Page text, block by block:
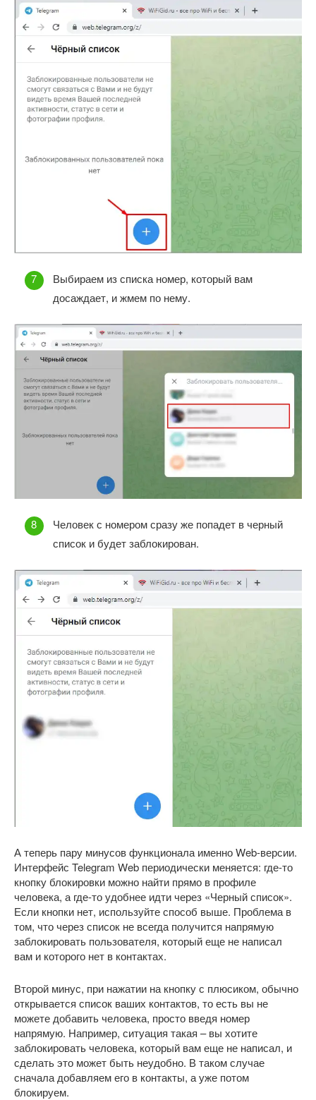
Выбираем из списка номер, который вам
досаждает, и жмем по нему.
Человек с номером сразу же попадет в черный
список и будет заблокирован.
А теперь пару минусов функционала именно Web-версии.
Интерфейс Telegram Web периодически меняется: где-то
кнопку блокировки можно найти прямо в профиле
человека, а где-то удобнее идти через «Черный список».
Если кнопки нет, используйте способ выше. Проблема в
том, что через список не всегда получится напрямую
заблокировать пользователя, который еще не написал
вам и которого нет в контактах.
Второй минус, при нажатии на кнопку с плюсиком, обычно
открывается список ваших контактов, то есть вы не
можете добавить человека, просто введя номер
напрямую. Например, ситуация такая – вы хотите
заблокировать человека, который вам еще не написал, и
сделать это может быть неудобно. В таком случае
сначала добавляем его в контакты, а уже потом
блокируем.